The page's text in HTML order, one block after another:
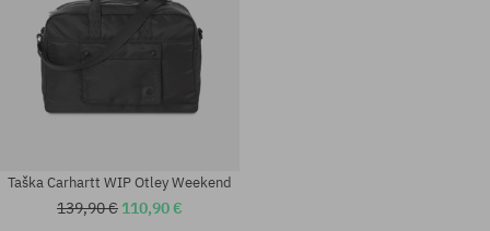
Taška Carhartt WIP Otley Weekend
139,90 € 110,90 €